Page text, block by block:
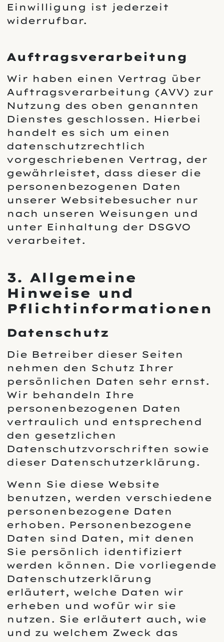
Einwilligung ist jederzeit
widerrufbar.
Auftragsverarbeitung
Wir haben einen Vertrag über
Auftragsverarbeitung (AVV) zur
Nutzung des oben genannten
Dienstes geschlossen. Hierbei
handelt es sich um einen
datenschutzrechtlich
vorgeschriebenen Vertrag, der
gewährleistet, dass dieser die
personenbezogenen Daten
unserer Websitebesucher nur
nach unseren Weisungen und
unter Einhaltung der DSGVO
verarbeitet.
3. Allgemeine
Hinweise und
Pflichtinformationen
Datenschutz
Die Betreiber dieser Seiten
nehmen den Schutz Ihrer
persönlichen Daten sehr ernst.
Wir behandeln Ihre
personenbezogenen Daten
vertraulich und entsprechend
den gesetzlichen
Datenschutzvorschriften sowie
dieser Datenschutzerklärung.
Wenn Sie diese Website
benutzen, werden verschiedene
personenbezogene Daten
erhoben. Personenbezogene
Daten sind Daten, mit denen
Sie persönlich identifiziert
werden können. Die vorliegende
Datenschutzerklärung
erläutert, welche Daten wir
erheben und wofür wir sie
nutzen. Sie erläutert auch, wie
und zu welchem Zweck das